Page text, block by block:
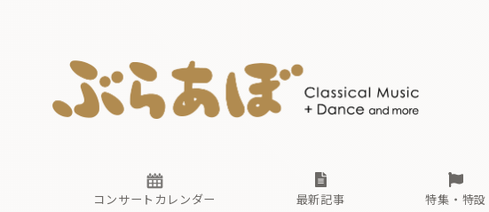
コンサートカレンダー 最新記事 特集・特設
古楽とその先と
無料ライブ配信スケジュール
あ か さ